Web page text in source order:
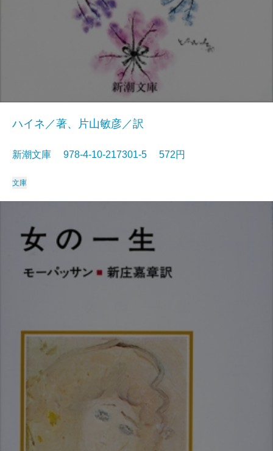
ハイネ／著、片山敏彦／訳
新潮文庫 978-4-10-217301-5 572円
文庫